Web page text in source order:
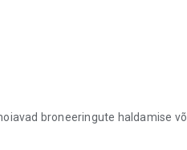
broneeringute haldamise